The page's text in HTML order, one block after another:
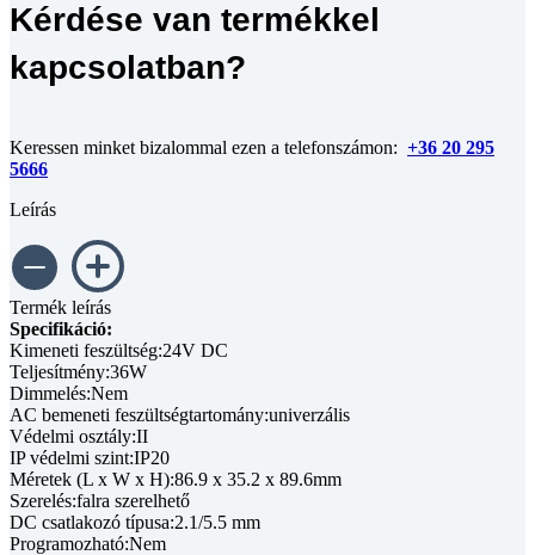
Kérdése van termékkel
kapcsolatban?
Keressen minket bizalommal ezen a telefonszámon: +36 20 295
5666
Leírás
Termék leírás
Specifikáció:
Kimeneti feszültség:24V DC
Teljesítmény:36W
Dimmelés:Nem
AC bemeneti feszültségtartomány:univerzális
Védelmi osztály:II
IP védelmi szint:IP20
Méretek (L x W x H):86.9 x 35.2 x 89.6mm
Szerelés:falra szerelhető
DC csatlakozó típusa:2.1/5.5 mm
Programozható:Nem